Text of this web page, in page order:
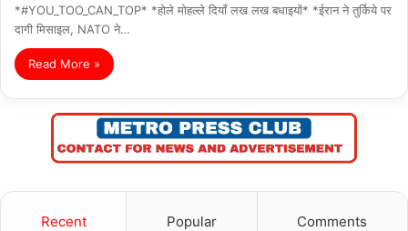
*#YOU_TOO_CAN_TOP* *होले मोहल्ले दियाँ लख लख बधाइयों* *ईरान ने तुर्किये पर
दागी मिसाइल, NATO ने…
Read More »
Recent Popular Comments